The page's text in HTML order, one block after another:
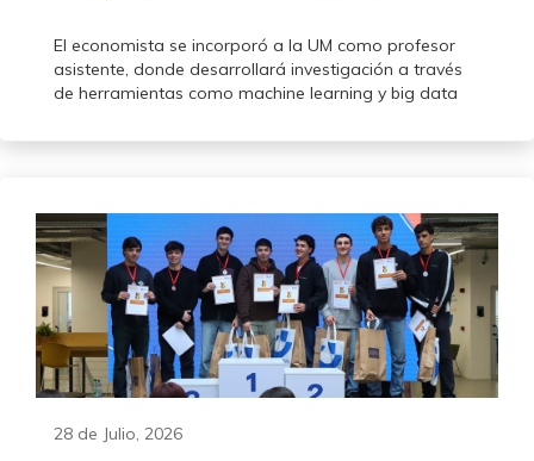
El economista se incorporó a la UM como profesor
asistente, donde desarrollará investigación a través
de herramientas como machine learning y big data
28 de Julio, 2026